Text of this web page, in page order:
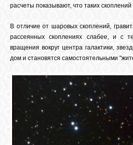
расчеты показывают, что таких
В отличие от шаровых скоплений,
рассеянных скоплениях слабее, и с
вращения вокруг центра галактики,
дом и становятся самостоятельными